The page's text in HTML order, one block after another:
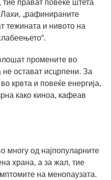
прават повеќе штета
„рафинираните
тежината и нивото на
промените во
остават исцрпени. За
крвта и повеќе енергија,
како киноа, кафеав
многу од најпопуларните
храна, а за жал, тие
на менопаузата.